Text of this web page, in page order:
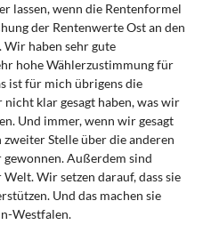
lassen, wenn die Rentenformel
der Rentenwerte Ost an den
haben sehr gute
hohe Wählerzustimmung für
ist für mich übrigens die
klar gesagt haben, was wir
Und immer, wenn wir gesagt
Stelle über die anderen
Außerdem sind
Wir setzen darauf, dass sie
Und das machen sie
Westfalen.